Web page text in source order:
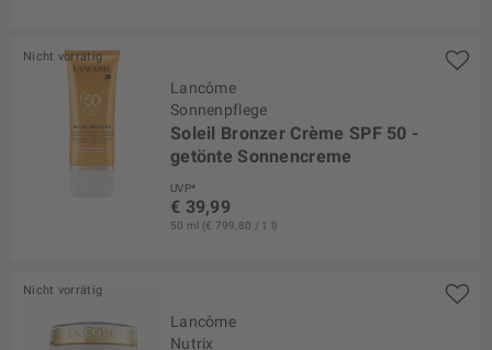
Nicht vorrätig
Lancôme
Sonnenpflege
Soleil Bronzer Crème SPF 50 -
getönte Sonnencreme
UVP*
€ 39,99
50 ml (€ 799,80 / 1 l)
Nicht vorrätig
Lancôme
Nutrix